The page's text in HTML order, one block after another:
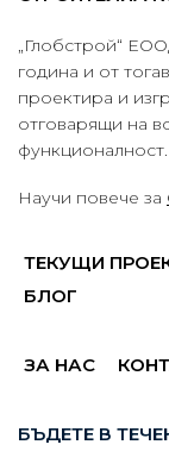
„Глобстрой“
година и от
проектира и
отговарящи на
функционалност.
Научи повече за
ТЕКУЩИ
БЛОГ
ЗА НАС
БЪДЕТЕ В